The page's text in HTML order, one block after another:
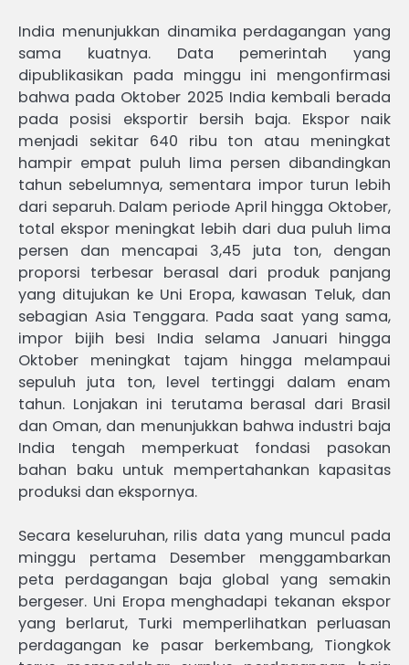
India menunjukkan dinamika perdagangan yang
sama kuatnya. Data pemerintah yang
dipublikasikan pada minggu ini mengonfirmasi
bahwa pada Oktober 2025 India kembali berada
pada posisi eksportir bersih baja. Ekspor naik
menjadi sekitar 640 ribu ton atau meningkat
hampir empat puluh lima persen dibandingkan
tahun sebelumnya, sementara impor turun lebih
dari separuh. Dalam periode April hingga Oktober,
total ekspor meningkat lebih dari dua puluh lima
persen dan mencapai 3,45 juta ton, dengan
proporsi terbesar berasal dari produk panjang
yang ditujukan ke Uni Eropa, kawasan Teluk, dan
sebagian Asia Tenggara. Pada saat yang sama,
impor bijih besi India selama Januari hingga
Oktober meningkat tajam hingga melampaui
sepuluh juta ton, level tertinggi dalam enam
tahun. Lonjakan ini terutama berasal dari Brasil
dan Oman, dan menunjukkan bahwa industri baja
India tengah memperkuat fondasi pasokan
bahan baku untuk mempertahankan kapasitas
produksi dan ekspornya.
Secara keseluruhan, rilis data yang muncul pada
minggu pertama Desember menggambarkan
peta perdagangan baja global yang semakin
bergeser. Uni Eropa menghadapi tekanan ekspor
yang berlarut, Turki memperlihatkan perluasan
perdagangan ke pasar berkembang, Tiongkok